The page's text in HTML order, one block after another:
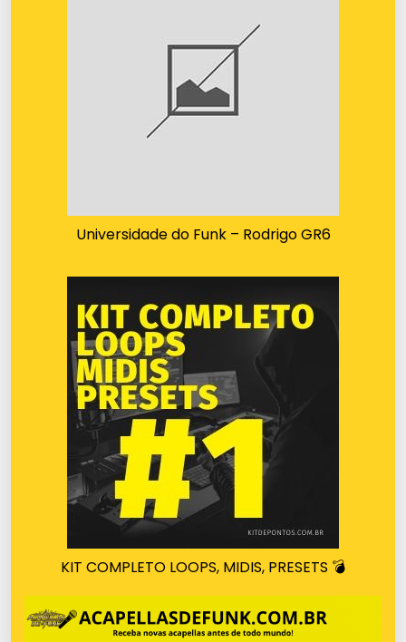
Universidade do Funk – Rodrigo GR6
KIT COMPLETO LOOPS, MIDIS, PRESETS 💣